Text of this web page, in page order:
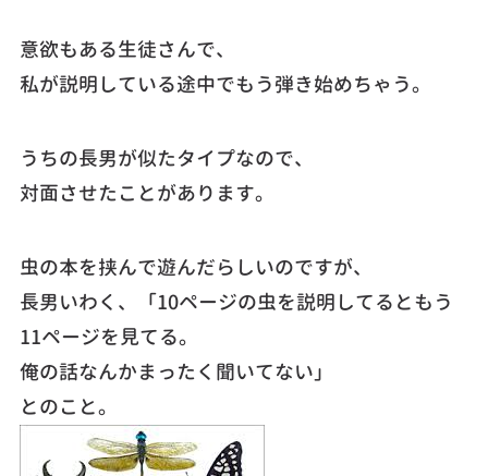
意欲もある生徒さんで、
私が説明している途中でもう弾き始めちゃう。
うちの長男が似たタイプなので、
対面させたことがあります。
虫の本を挟んで遊んだらしいのですが、
長男いわく、「10ページの虫を説明してるともう
11ページを見てる。
俺の話なんかまったく聞いてない」
とのこと。